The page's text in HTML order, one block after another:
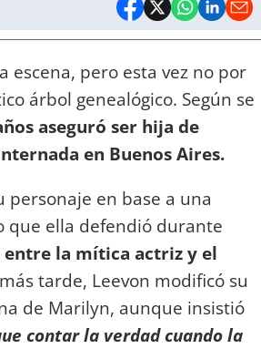
escena, pero esta vez no por
árbol genealógico. Según se
aseguró ser hija de
en Buenos Aires.
en base a una
que ella defendió durante
la mítica actriz y el
tarde, Leevon modificó su
de Marilyn, aunque insistió
contar la verdad cuando la